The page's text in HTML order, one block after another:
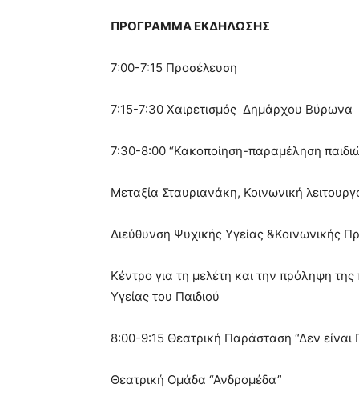
ΠΡΟΓΡΑΜΜΑ ΕΚΔΗΛΩΣΗΣ
7:00-7:15 Προσέλευση
7:15-7:30 Χαιρετισμός Δημάρχου Βύρωνα
7:30-8:00 “Κακοποίηση-παραμέληση
Μεταξία Σταυριανάκη, Κοινωνική
Διεύθυνση Ψυχικής Υγείας &Κοινωνικής
Κέντρο για τη μελέτη και την πρόληψη
Υγείας του Παιδιού
8:00-9:15 Θεατρική Παράσταση “Δεν είναι
Θεατρική Ομάδα “Ανδρομέδα”